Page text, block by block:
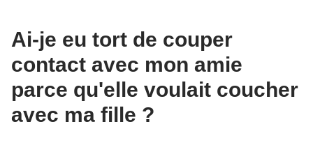
Ai-je eu tort de couper
contact avec mon amie
parce qu'elle voulait coucher
avec ma fille ?